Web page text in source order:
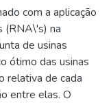
com a aplicação
(RNA\'s) na
de usinas
ótimo das usinas
relativa de cada
entre elas. O